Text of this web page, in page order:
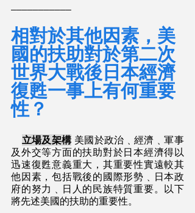
相對於其他因素，美
國的扶助對於第二次
世界大戰後日本經濟
復甦一事上有何重要
性？
立場及架構 美國於政治﹑經濟﹑軍事
及外交等方面的扶助對於日本經濟得以
迅速復甦意義重大，其重要性實遠較其
他因素，包括戰後的國際形勢﹑日本政
府的努力﹑日人的民族特質重要。以下
將先述美國的扶助的重要性。